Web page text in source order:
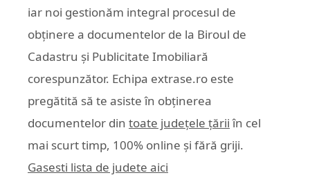
iar noi gestionăm integral procesul de
obținere a documentelor de la Biroul de
Cadastru și Publicitate Imobiliară
corespunzător. Echipa extrase.ro este
pregătită să te asiste în obținerea
documentelor din toate județele țării în cel
mai scurt timp, 100% online și fără griji.
Gasesti lista de judete aici